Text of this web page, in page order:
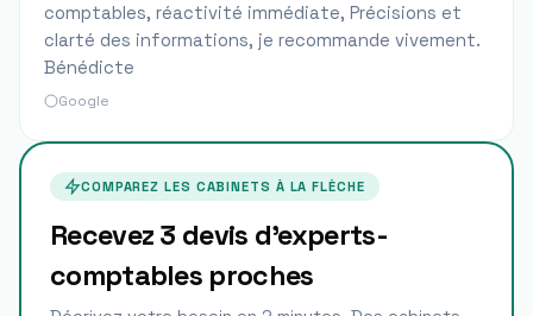
comptables, réactivité immédiate, Précisions et
clarté des informations, je recommande vivement.
Bénédicte
Google
COMPAREZ LES CABINETS À LA FLÈCHE
Recevez 3 devis d'experts-
comptables proches